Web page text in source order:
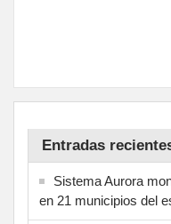
Entradas
Sistema Aurora
en 21 municipios del